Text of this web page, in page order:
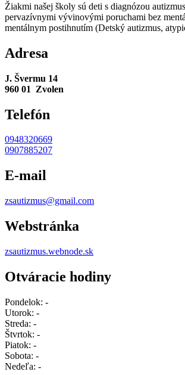
Žiakmi našej školy sú deti s diagnózou
pervazívnymi vývinovými poruchami bez
mentálnym postihnutím (Detský autizmus,
Adresa
J. Švermu 14
960 01 Zvolen
Telefón
0948320669
0907885207
E-mail
zsautizmus@gmail.com
Webstránka
zsautizmus.webnode.sk
Otváracie hodiny
Pondelok: -
Utorok: -
Streda: -
Štvrtok: -
Piatok: -
Sobota: -
Nedeľa: -